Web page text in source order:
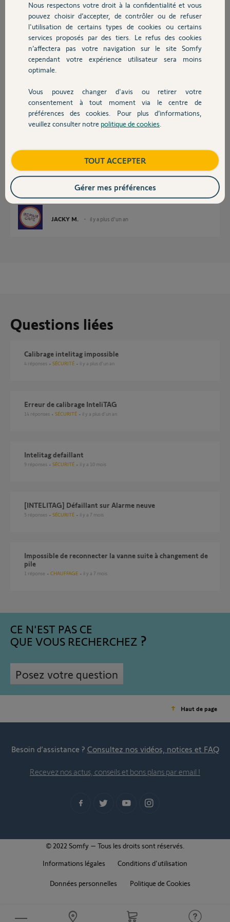
Chauffage
Autres produits
Devis avec un pro
Contact
J’ai également redémarré mon réseau wifi, conformément aux
conseils trouvés sur le forum.
Pouvez vous m'aider s’il vous plaît ? #yellow Somfy
Christine
il y a plus d'un an
Participer au fil de discussion
Réponses
Supprimez le et refaite l'installation.
JACKY M. il y a plus d'un an
Questions liées
Calibrage intelitag impossible
4 réponses SÉCURITÉ il y a plus d'un an
Erreur de calibrage InteliTAG
14 réponses SÉCURITÉ il y a plus d'un an
Intelitag defaillant
9 réponses SÉCURITÉ il y a 10 mois
[INTELITAG] Défaillant sur Alarme neuve
5 réponses SÉCURITÉ il y a 7 mois
Impossible de reconnecter la vanne suite à changement de
pile
1 réponse CHAUFFAGE il y a 7 mois
CE N'EST PAS CE
QUE VOUS RECHERCHEZ
Posez votre question
Haut de page
Besoin d’assistance ? Consultez nos vidéos, notices et FAQ
Recevez nos actus, conseils et bons plans par email !
© 2022 Somfy – Tous les droits sont réservés.
Informations légales
Conditions d'utilisation
Données personnelles Politique de Cookies
Nous respectons votre droit à la confidentialité et vous
pouvez choisir d’accepter, de contrôler ou de refuser
l'utilisation de certains types de cookies ou certains
services proposés par des tiers. Le refus des cookies
n’affectera pas votre navigation sur le site Somfy
cependant votre expérience utilisateur sera moins
optimale.
Vous pouvez changer d'avis ou retirer votre
consentement à tout moment via le centre de
préférences des cookies. Pour plus d’informations,
veuillez consulter notre politique de cookies
TOUT ACCEPTER
Gérer mes préférences